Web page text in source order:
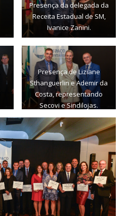
Presença da delegada da
Receita Estadual de SM,
Ivanice Zanini.
Presença de Liziane
Sthanguerlin e Ademir da
Costa, representando
Secovi e Sindilojas.